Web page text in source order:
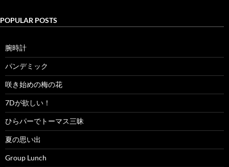
POPULAR POSTS
腕時計
パンデミック
咲き始めの梅の花
7Dが欲しい！
ひらパーでトーマス三昧
夏の思い出
Group Lunch